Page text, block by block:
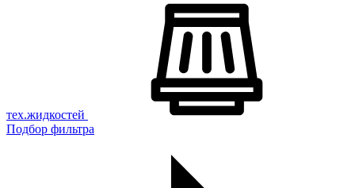
тех.жидкостей
Подбор фильтра